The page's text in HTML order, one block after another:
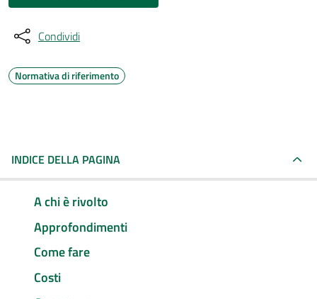
Condividi
Normativa di riferimento
INDICE DELLA PAGINA
A chi è rivolto
Approfondimenti
Come fare
Costi